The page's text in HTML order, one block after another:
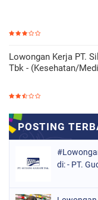
Lowongan Kerja PT.
Tbk - (Kesehatan/
di: - PT.